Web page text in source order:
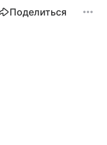
Поделиться